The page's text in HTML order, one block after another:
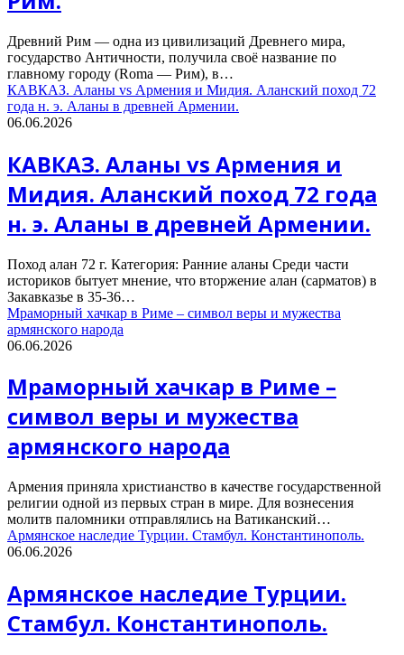
Древний Рим — одна из цивилизаций Древнего мира,
государство Античности, получила своё название по
главному городу (Roma — Рим), в…
КАВКАЗ. Аланы vs Армения и Мидия. Аланский поход 72
года н. э. Аланы в древней Армении.
06.06.2026
КАВКАЗ. Аланы vs Армения и
Мидия. Аланский поход 72 года
н. э. Аланы в древней Армении.
Поход алан 72 г. Категория: Ранние аланы Среди части
историков бытует мнение, что вторжение алан (сарматов) в
Закавказье в 35-36…
Мраморный хачкар в Риме – символ веры и мужества
армянского народа
06.06.2026
Мраморный хачкар в Риме –
символ веры и мужества
армянского народа
Армения приняла христианство в качестве государственной
религии одной из первых стран в мире. Для вознесения
молитв паломники отправлялись на Ватиканский…
Армянское наследие Турции. Стамбул. Константинополь.
06.06.2026
Армянское наследие Турции.
Стамбул. Константинополь.